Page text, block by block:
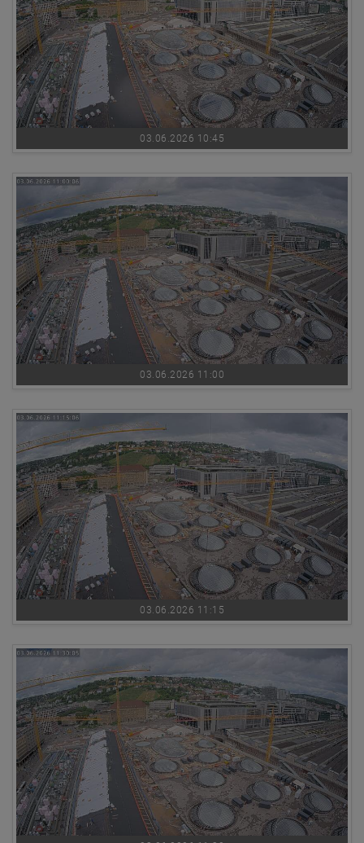
03.06.2026 10:45
03.06.2026 11:00
03.06.2026 11:15